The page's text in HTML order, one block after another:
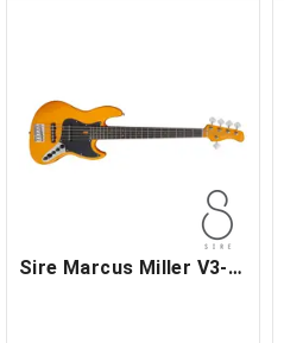
Sire Marcus Miller V3-5 Orange